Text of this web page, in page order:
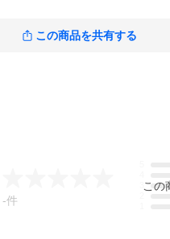
この商品を共有する
-件
この